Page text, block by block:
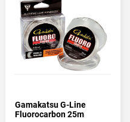
Gamakatsu G-Line
Fluorocarbon 25m